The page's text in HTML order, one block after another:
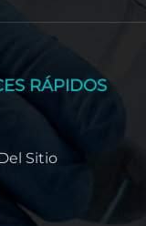
RÁPIDOS
Sitio